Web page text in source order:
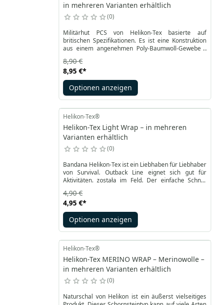
in mehreren Varianten erhältlich
0
Militärhut PCS von Helikon-Tex basierte auf
britischen Spezifikationen. Es ist eine Konstruktion
aus einem angenehmen Poly-Baumwoll-Gewebe -
offenen Gelände bestimmt. Es hat eine relativ breite
Krempe. Schützt perfekt vor Sonne und Regen.
8,95 €*
8,90 €
Optionen anzeigen
Helikon-Tex®
Helikon-Tex Light Wrap – in mehreren
Varianten erhältlich
0
Bandana Helikon-Tex ist ein Liebhaben für Liebhaber
von Survival. Outback Line eignet sich gut für
Aktivitäten. została im Feld. Der einfache Schnitt
optimale Luftdurchlässigkeit durch das Produkt.
Lightwrap besteht aus Polyester und ist in einer
universellen Größe und Farbe erhältlich. Es wiegt
nur 93 Gramm. Es wird jedem passen.
4,95 €*
4,90 €
Optionen anzeigen
Helikon-Tex®
Helikon-Tex MERINO WRAP – Merinowolle –
in mehreren Varianten erhältlich
0
Naturschal von Helikon ist ein äußerst vielseitiges